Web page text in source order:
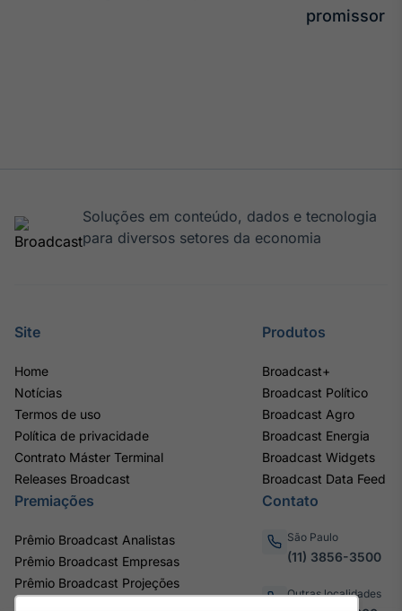
promissor
Soluções em conteúdo, dados e tecnologia
para diversos setores da economia
Site
Home
Notícias
Termos de uso
Política de privacidade
Contrato Máster Terminal
Releases Broadcast
Produtos
Broadcast+
Broadcast Político
Broadcast Agro
Broadcast Energia
Broadcast Widgets
Broadcast Data Feed
Premiações
Prêmio Broadcast Analistas
Prêmio Broadcast Empresas
Prêmio Broadcast Projeções
Contato
São Paulo
(11) 3856-3500
Outras localidades